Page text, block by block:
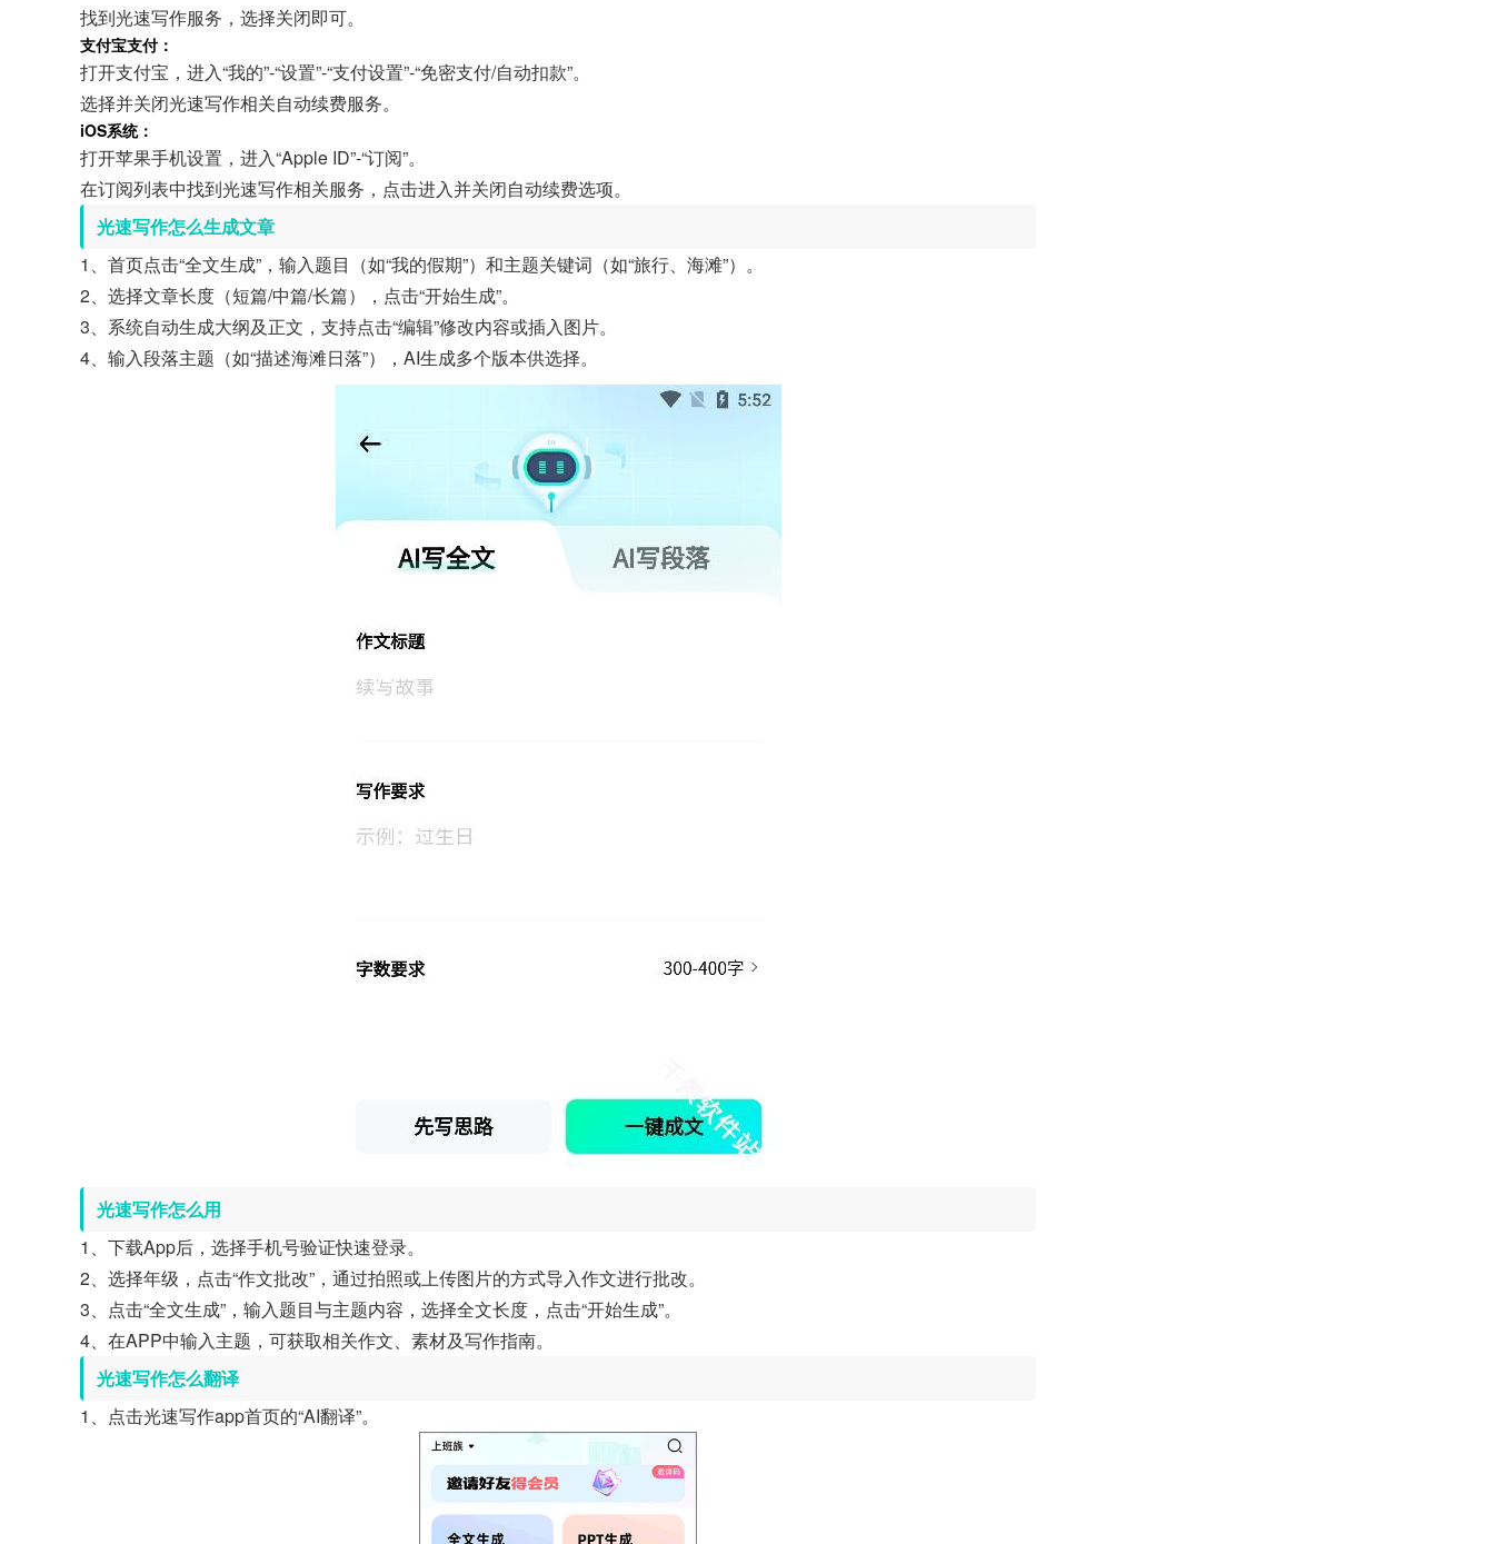
找到光速写作服务，选择关闭即可。
支付宝支付：
打开支付宝，进入“我的”-“设置”-“支付设置”-“免密支付/自动扣款”。
选择并关闭光速写作相关自动续费服务。
iOS系统：
打开苹果手机设置，进入“Apple ID”-“订阅”。
在订阅列表中找到光速写作相关服务，点击进入并关闭自动续费选项。
光速写作怎么生成文章
1、首页点击“全文生成”，输入题目（如“我的假期”）和主题关键词（如“旅行、海滩”）。
2、选择文章长度（短篇/中篇/长篇），点击“开始生成”。
3、系统自动生成大纲及正文，支持点击“编辑”修改内容或插入图片。
4、输入段落主题（如“描述海滩日落”），AI生成多个版本供选择。
光速写作怎么用
1、下载App后，选择手机号验证快速登录。
2、选择年级，点击“作文批改”，通过拍照或上传图片的方式导入作文进行批改。
3、点击“全文生成”，输入题目与主题内容，选择全文长度，点击“开始生成”。
4、在APP中输入主题，可获取相关作文、素材及写作指南。
光速写作怎么翻译
1、点击光速写作app首页的“AI翻译”。